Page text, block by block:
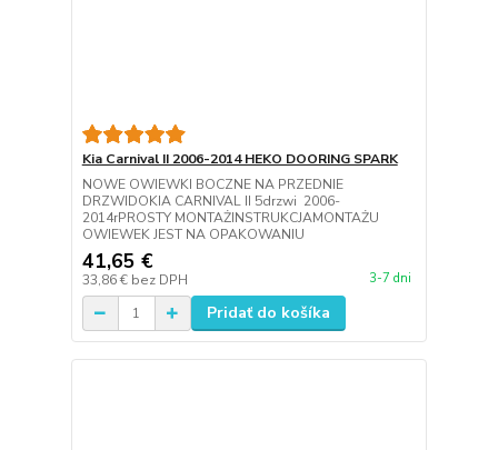
Kia Carnival II 2006-2014 HEKO DOORING SPARK
NOWE OWIEWKI BOCZNE NA PRZEDNIE
DRZWIDOKIA CARNIVAL II 5drzwi 2006-
2014rPROSTY MONTAŻINSTRUKCJAMONTAŻU
OWIEWEK JEST NA OPAKOWANIU
41,65 €
33,86 € bez DPH 3-7 dni
Pridať do košíka